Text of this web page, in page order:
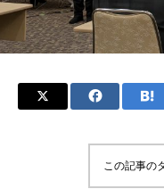
この記事の